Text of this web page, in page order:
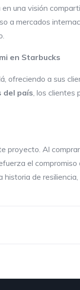
una visión
a mercados
en Starbucks
ofreciendo a sus
del país, los clientes
proyecto. Al
el
de